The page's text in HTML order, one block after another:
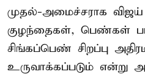
முதல்-அமைச்சராக விஜய்
குழந்தைகள், பெண்கள்
சிங்கப்பெண் சிறப்பு
உருவாக்கப்படும் என்று